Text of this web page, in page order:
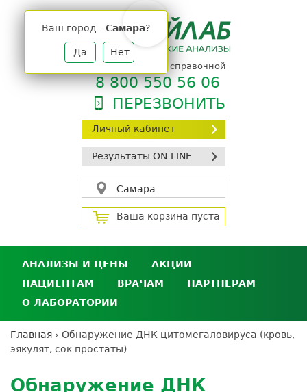
Личный кабинет
Результаты ON-LINE
Самара
Ваш город - Самара?
Да Нет
Ваша корзина пуста
телефон единой справочной
8 800 550 56 06
ПЕРЕЗВОНИТЬ
АНАЛИЗЫ И ЦЕНЫ
Анализы и цены
Где сдать анализы
Выезд на дом
Подготовка к анализам
Расшифровка анализов
АКЦИИ
ПАЦИЕНТАМ
Личный кабинет пациента
Дисконтная программа
ДМС
ВРАЧАМ
Сотрудничество
ПАРТНЕРАМ
кабинет
партнёра
Экскурсия в
О ЛАБОРАТОРИИ
Контроль качества
Вы
Главная › Обнаружение ДНК цитомегаловируса (кровь,
эякулят, сок простаты)
to
Обнаружение ДНК